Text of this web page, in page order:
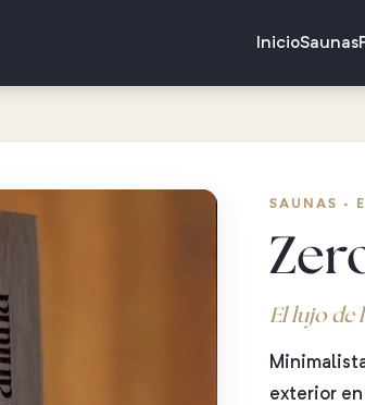
InicioSaunas
SAUNAS ·
El lujo de
exterior en